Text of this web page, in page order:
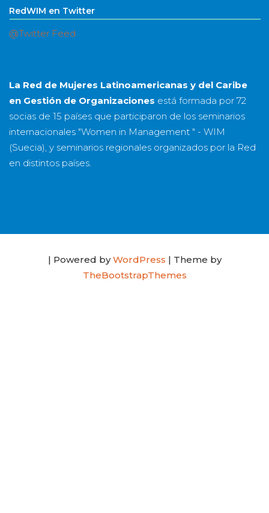
RedWIM en Twitter
@Twitter Feed
La Red de Mujeres Latinoamericanas y del Caribe
en Gestión de Organizaciones está formada por 72
socias de 15 países que participaron de los seminarios
internacionales "Women in Management " - WIM
(Suecia), y seminarios regionales organizados por la Red
en distintos países.
| Powered byWordPress | Theme by
TheBootstrapThemes